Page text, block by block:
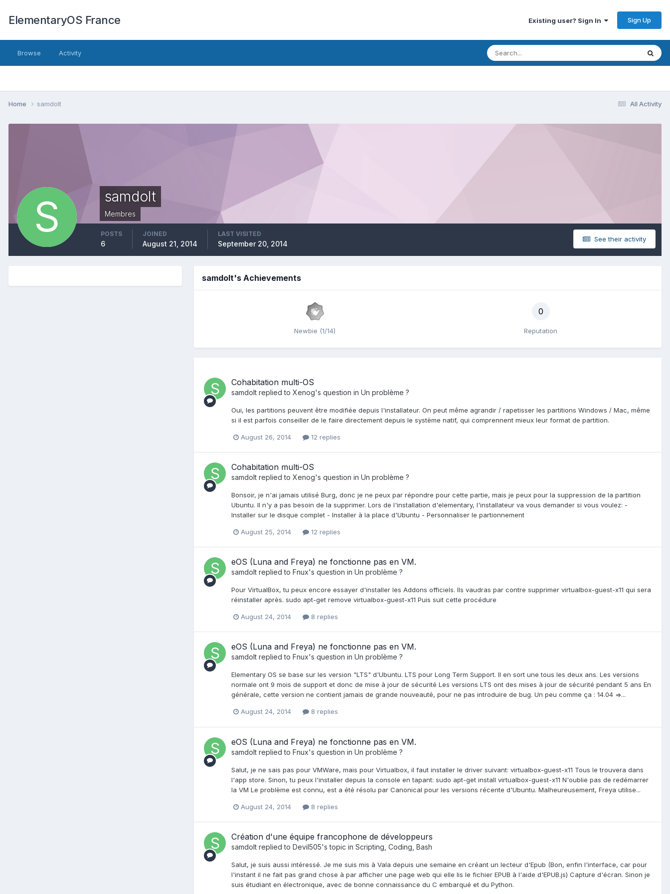
ElementaryOS France Existing user? Sign In Sign Up
Browse Activity
All Activity
Home samdolt
samdolt
Membres
See their activity
POSTS
6
JOINED
August 21, 2014
LAST VISITED
September 20, 2014
samdolt's Achievements
Newbie (1/14)
0
Reputation
Cohabitation multi-OS
samdolt replied to Xenog's question in Un problème ?
Oui, les partitions peuvent être modifiée depuis l'installateur. On peut même agrandir / rapetisser les partitions Windows / Mac, même
si il est parfois conseiller de le faire directement depuis le système natif, qui comprennent mieux leur format de partition.
August 26, 2014 12 replies
Cohabitation multi-OS
samdolt replied to Xenog's question in Un problème ?
Bonsoir, je n'ai jamais utilisé Burg, donc je ne peux par répondre pour cette partie, mais je peux pour la suppression de la partition
Ubuntu. Il n'y a pas besoin de la supprimer. Lors de l'installation d'elementary, l'installateur va vous demander si vous voulez: -
Installer sur le disque complet - Installer à la place d'Ubuntu - Personnaliser le partionnement
August 25, 2014 12 replies
eOS (Luna and Freya) ne fonctionne pas en VM.
samdolt replied to Fnux's question in Un problème ?
Pour VirtualBox, tu peux encore essayer d'installer les Addons officiels. Ils vaudras par contre supprimer virtualbox-guest-x11 qui sera
réinstaller après. sudo apt-get remove virtualbox-guest-x11 Puis suit cette procédure
August 24, 2014 8 replies
eOS (Luna and Freya) ne fonctionne pas en VM.
samdolt replied to Fnux's question in Un problème ?
Elementary OS se base sur les version "LTS" d'Ubuntu. LTS pour Long Term Support. Il en sort une tous les deux ans. Les versions
normale ont 9 mois de support et donc de mise à jour de sécurité Les versions LTS ont des mises à jour de sécurité pendant 5 ans En
générale, cette version ne contient jamais de grande nouveauté, pour ne pas introduire de bug. Un peu comme ça : 14.04 =>...
August 24, 2014 8 replies
eOS (Luna and Freya) ne fonctionne pas en VM.
samdolt replied to Fnux's question in Un problème ?
Salut, je ne sais pas pour VMWare, mais pour Virtualbox, il faut installer le driver suivant: virtualbox-guest-x11 Tous le trouvera dans
l'app store. Sinon, tu peux l'installer depuis la console en tapant: sudo apt-get install virtualbox-guest-x11 N'oublie pas de redémarrer
la VM Le problème est connu, est a été résolu par Canonical pour les versions récente d'Ubuntu. Malheureusement, Freya utilise...
August 24, 2014 8 replies
Création d'une équipe francophone de développeurs
samdolt replied to Devil505's topic in Scripting, Coding, Bash
Salut, je suis aussi intéressé. Je me suis mis à Vala depuis une semaine en créant un lecteur d'Epub (Bon, enfin l'interface, car pour
l'instant il ne fait pas grand chose à par afficher une page web qui elle lis le fichier EPUB à l'aide d'EPUB.js) Capture d'écran. Sinon je
suis étudiant en électronique, avec de bonne connaissance du C embarqué et du Python.